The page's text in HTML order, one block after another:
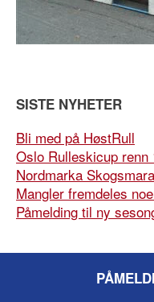
SISTE NYHETER
Bli med på HøstRull
Oslo Rulleskicup renn
Nordmarka
Mangler fremdeles
Påmelding til ny